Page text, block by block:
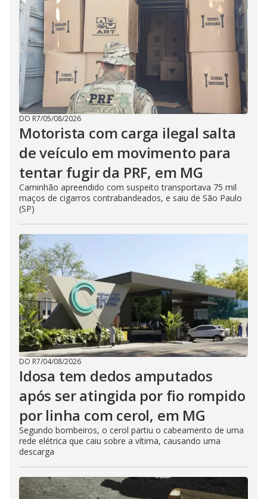
DO R7/05/08/2026
Motorista com carga ilegal salta
de veículo em movimento para
tentar fugir da PRF, em MG
Caminhão apreendido com suspeito transportava 75 mil
maços de cigarros contrabandeados, e saiu de São Paulo
(SP)
DO R7/04/08/2026
Idosa tem dedos amputados
após ser atingida por fio rompido
por linha com cerol, em MG
Segundo bombeiros, o cerol partiu o cabeamento de uma
rede elétrica que caiu sobre a vítima, causando uma
descarga